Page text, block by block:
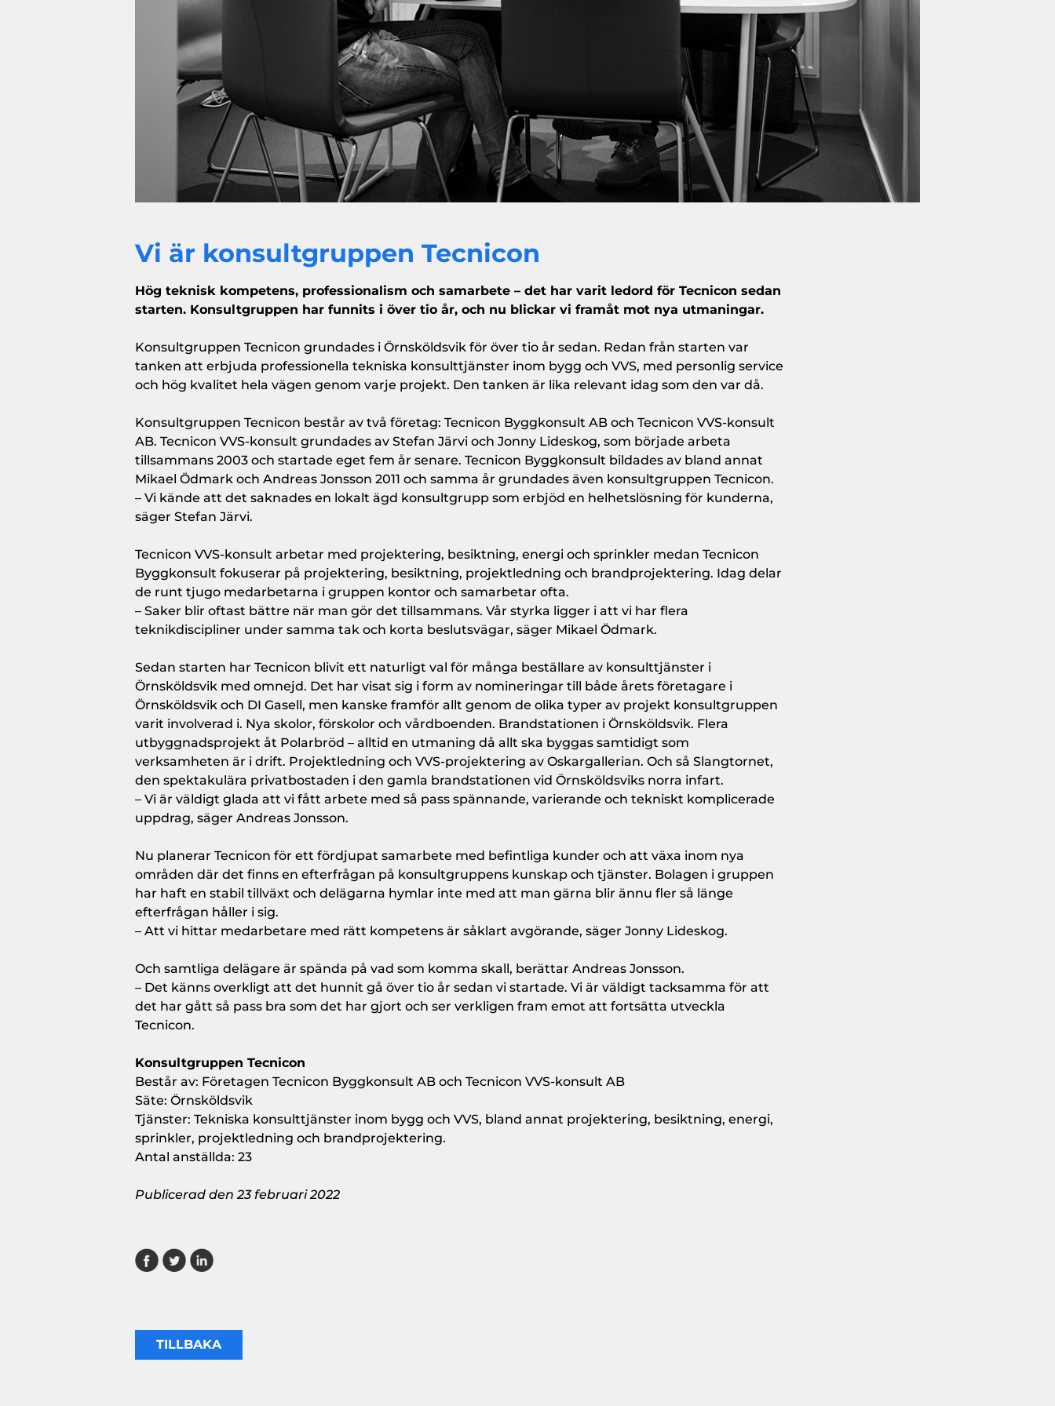
Vi är konsultgruppen Tecnicon
Hög teknisk kompetens, professionalism och samarbete – det har varit ledord för Tecnicon sedan
starten. Konsultgruppen har funnits i över tio år, och nu blickar vi framåt mot nya utmaningar.
Konsultgruppen Tecnicon grundades i Örnsköldsvik för över tio år sedan. Redan från starten var
tanken att erbjuda professionella tekniska konsulttjänster inom bygg och VVS, med personlig service
och hög kvalitet hela vägen genom varje projekt. Den tanken är lika relevant idag som den var då.
Konsultgruppen Tecnicon består av två företag: Tecnicon Byggkonsult AB och Tecnicon VVS-konsult
AB. Tecnicon VVS-konsult grundades av Stefan Järvi och Jonny Lideskog, som började arbeta
tillsammans 2003 och startade eget fem år senare. Tecnicon Byggkonsult bildades av bland annat
Mikael Ödmark och Andreas Jonsson 2011 och samma år grundades även konsultgruppen Tecnicon.
– Vi kände att det saknades en lokalt ägd konsultgrupp som erbjöd en helhetslösning för kunderna,
säger Stefan Järvi.
Tecnicon VVS-konsult arbetar med projektering, besiktning, energi och sprinkler medan Tecnicon
Byggkonsult fokuserar på projektering, besiktning, projektledning och brandprojektering. Idag delar
de runt tjugo medarbetarna i gruppen kontor och samarbetar ofta.
– Saker blir oftast bättre när man gör det tillsammans. Vår styrka ligger i att vi har flera
teknikdiscipliner under samma tak och korta beslutsvägar, säger Mikael Ödmark.
Sedan starten har Tecnicon blivit ett naturligt val för många beställare av konsulttjänster i
Örnsköldsvik med omnejd. Det har visat sig i form av nomineringar till både årets företagare i
Örnsköldsvik och DI Gasell, men kanske framför allt genom de olika typer av projekt konsultgruppen
varit involverad i. Nya skolor, förskolor och vårdboenden. Brandstationen i Örnsköldsvik. Flera
utbyggnadsprojekt åt Polarbröd – alltid en utmaning då allt ska byggas samtidigt som
verksamheten är i drift. Projektledning och VVS-projektering av Oskargallerian. Och så Slangtornet,
den spektakulära privatbostaden i den gamla brandstationen vid Örnsköldsviks norra infart.
– Vi är väldigt glada att vi fått arbete med så pass spännande, varierande och tekniskt komplicerade
uppdrag, säger Andreas Jonsson.
Nu planerar Tecnicon för ett fördjupat samarbete med befintliga kunder och att växa inom nya
områden där det finns en efterfrågan på konsultgruppens kunskap och tjänster. Bolagen i gruppen
har haft en stabil tillväxt och delägarna hymlar inte med att man gärna blir ännu fler så länge
efterfrågan håller i sig.
– Att vi hittar medarbetare med rätt kompetens är såklart avgörande, säger Jonny Lideskog.
Och samtliga delägare är spända på vad som komma skall, berättar Andreas Jonsson.
– Det känns overkligt att det hunnit gå över tio år sedan vi startade. Vi är väldigt tacksamma för att
det har gått så pass bra som det har gjort och ser verkligen fram emot att fortsätta utveckla
Tecnicon.
Konsultgruppen Tecnicon
Består av: Företagen Tecnicon Byggkonsult AB och Tecnicon VVS-konsult AB
Säte: Örnsköldsvik
Tjänster: Tekniska konsulttjänster inom bygg och VVS, bland annat projektering, besiktning, energi,
sprinkler, projektledning och brandprojektering.
Antal anställda: 23
Publicerad den 23 februari 2022
TILLBAKA